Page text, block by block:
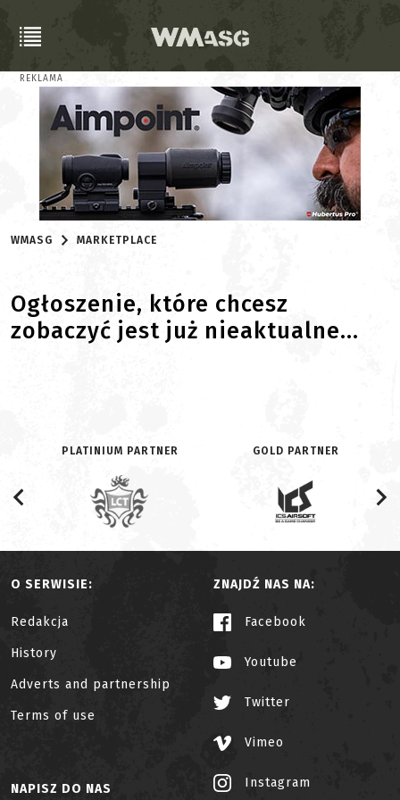
REKLAMA
WMASG MARKETPLACE
Ogłoszenie, które chcesz
zobaczyć jest już nieaktualne...
PLATINIUM PARTNER GOLD PARTNER
O SERWISIE:
Redakcja
History
Adverts and partnership
Terms of use
ZNAJDŹ NAS NA:
Facebook
Youtube
Twitter
Vimeo
Instagram
NAPISZ DO NAS